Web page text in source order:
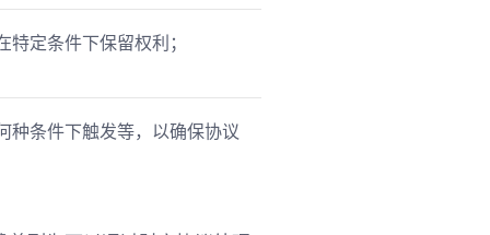
定条件下保留权利；
种条件下触发等，以确保协议